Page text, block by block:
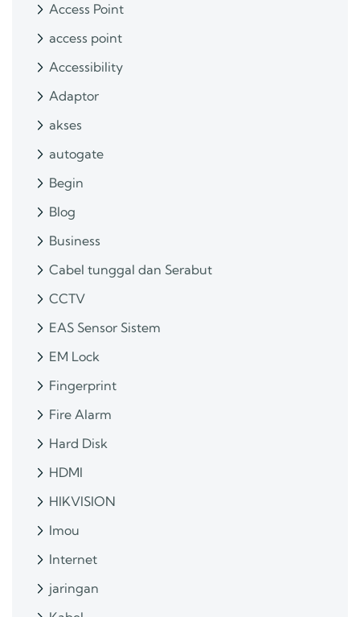
Access Point
access point
Accessibility
Adaptor
akses
autogate
Begin
Blog
Business
Cabel tunggal dan Serabut
CCTV
EAS Sensor Sistem
EM Lock
Fingerprint
Fire Alarm
Hard Disk
HDMI
HIKVISION
Imou
Internet
jaringan